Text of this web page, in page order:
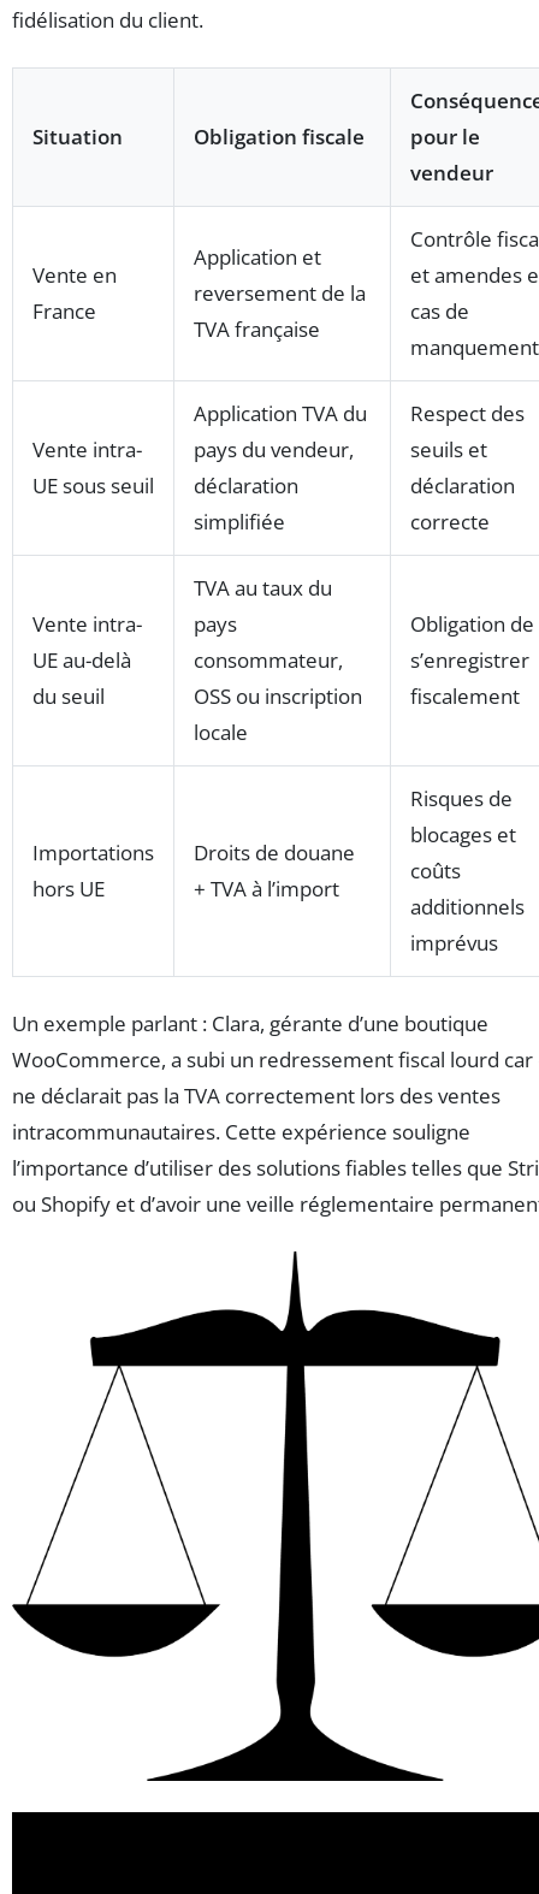
fidélisation du client.
Situation Obligation fiscale
pour le
vendeur
Vente en
France
Application et
reversement de la
TVA française
Contrôle
et amendes
cas de
Vente intra-
UE sous seuil
Application TVA du
pays du vendeur,
déclaration
simplifiée
Respect des
seuils et
déclaration
correcte
Vente intra-
UE au-delà
du seuil
TVA au taux du
pays
consommateur,
OSS ou inscription
locale
Obligation de
s’enregistrer
fiscalement
Importations
hors UE
Droits de douane
+ TVA à l’import
Risques de
blocages et
coûts
additionnels
imprévus
Un exemple parlant : Clara, gérante d’une boutique
WooCommerce, a subi un redressement fiscal lourd car
ne déclarait pas la TVA correctement lors des ventes
intracommunautaires. Cette expérience souligne
l’importance d’utiliser des solutions fiables telles que
ou Shopify et d’avoir une veille réglementaire